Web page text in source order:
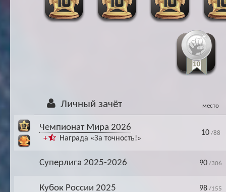
Личный зачёт место
Чемпионат Мира 2026
+ Награда «За точность!»
10/88
Суперлига 2025-2026 90 /306
Кубок России 2025 98 /155